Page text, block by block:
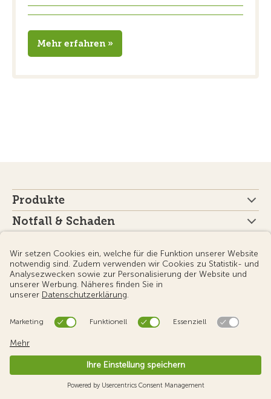
Mehr erfahren »
Produkte
Notfall & Schaden
Der TCS
Sektionen des TCS